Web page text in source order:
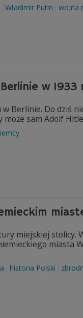
Władimir Putin wojna
w 1933
Berlinie. Do dziś
sam Adolf
miejskiej stolicy.
miasta
historia Polski